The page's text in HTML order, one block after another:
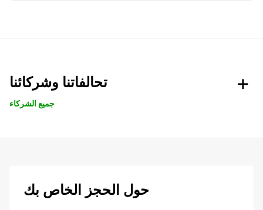
تحالفاتنا وشركائنا
جميع الشركاء
حول الحجز الخاص بك